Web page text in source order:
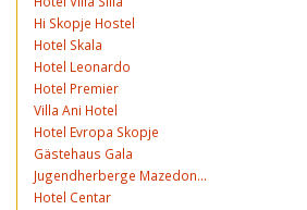
Hi Skopje Hostel
Hotel Skala
Hotel Leonardo
Hotel Premier
Villa Ani Hotel
Hotel Evropa Skopje
Gästehaus Gala
Jugendherberge Mazedon...
Hotel Centar